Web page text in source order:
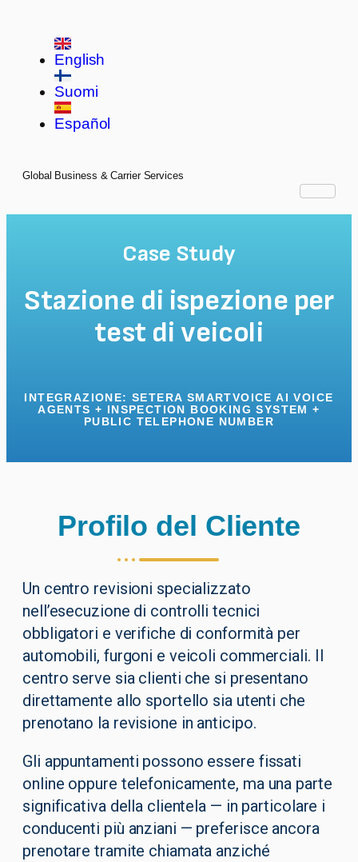
English
Suomi
Español
Global Business & Carrier Services
Case Study
Stazione di ispezione per
test di veicoli
INTEGRAZIONE: SETERA SMARTVOICE AI VOICE
AGENTS + INSPECTION BOOKING SYSTEM +
PUBLIC TELEPHONE NUMBER
Profilo del Cliente
Un centro revisioni specializzato
nell’esecuzione di controlli tecnici
obbligatori e verifiche di conformità per
automobili, furgoni e veicoli commerciali. Il
centro serve sia clienti che si presentano
direttamente allo sportello sia utenti che
prenotano la revisione in anticipo.
Gli appuntamenti possono essere fissati
online oppure telefonicamente, ma una parte
significativa della clientela — in particolare i
conducenti più anziani — preferisce ancora
prenotare tramite chiamata anziché